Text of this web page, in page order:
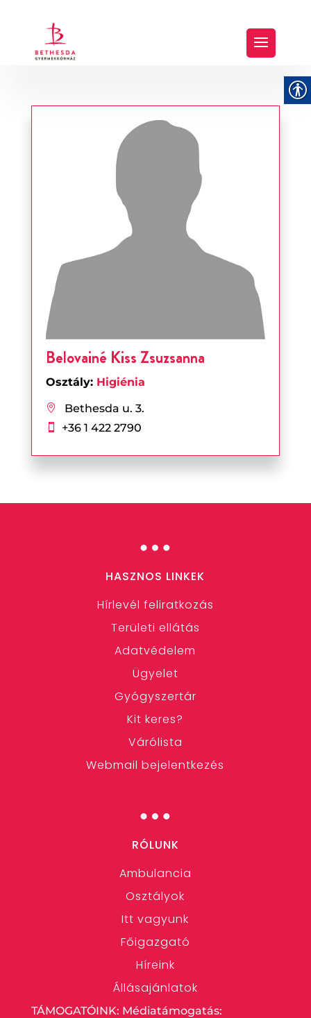
Belovainé Kiss Zsuzsanna
Osztály: Higiénia
 Bethesda u. 3.
 +36 1 422 2790
…
HASZNOS LINKEK
Hírlevél feliratkozás
Területi ellátás
Adatvédelem
Ügyelet
Gyógyszertár
Kit keres?
Várólista
Webmail bejelentkezés
…
RÓLUNK
Ambulancia
Osztályok
Itt vagyunk
Főigazgató
Híreink
Állásajánlatok
TÁMOGATÓINK: Médiatámogatás: